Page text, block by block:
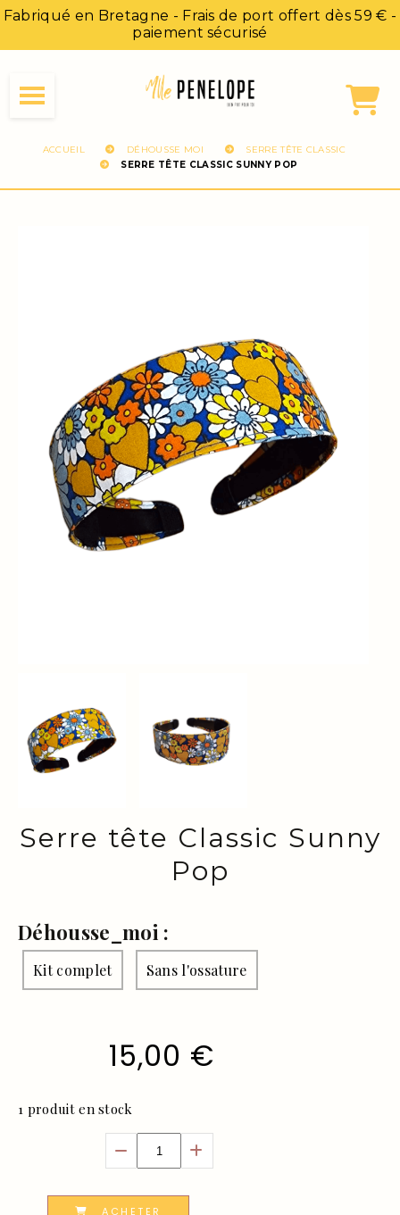
Fabriqué en Bretagne - Frais de port offert dès 59 € -
paiement sécurisé
ACCUEIL DÉHOUSSE MOI
SERRE TÊTE CLASSIC
SERRE TÊTE CLASSIC SUNNY POP
Serre tête Classic Sunny
Pop
Déhousse_moi :
Kit complet Sans l'ossature
15,00 €
1 produit en stock
ACHETER
Panneau de gestion des cookies